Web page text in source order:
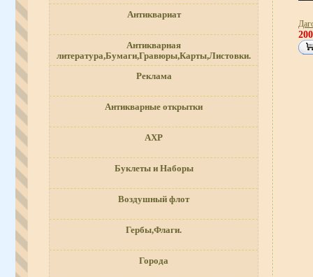
Антиквариат
Антикварная
литература,Бумаги,Гравюры,Карты,Листовки.
Реклама
Антикварные открытки
АХР
Буклеты и Наборы
Воздушный флот
Гербы,Флаги.
Города